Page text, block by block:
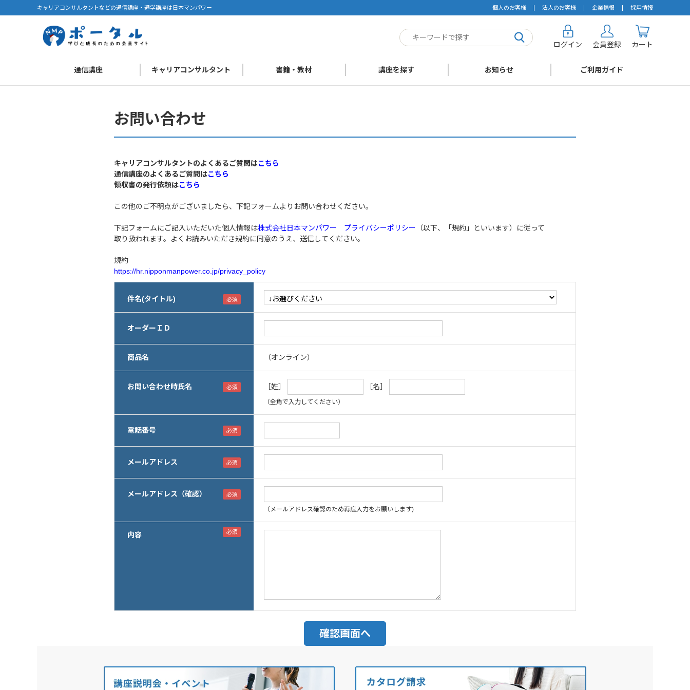
キャリアコンサルタントなどの通信講座・通学講座は日本マンパワー 個人のお客様 法人のお客様 企業情報 採用情報
ログイン 会員登録 カート
通信講座 キャリアコンサルタント 書籍・教材 講座を探す お知らせ ご利用ガイド
お問い合わせ
キャリアコンサルタントのよくあるご質問はこちら
通信講座のよくあるご質問はこちら
領収書の発行依頼はこちら
この他のご不明点がございましたら、下記フォームよりお問い合わせください。
下記フォームにご記入いただいた個人情報は株式会社日本マンパワー プライバシーポリシー （以下、「規約」といいます）に従って
取り扱われます。よくお読みいただき規約に同意のうえ、送信してください。
規約
https://hr.nipponmanpower.co.jp/privacy_policy
件名(タイトル)
オーダーＩＤ
商品名 （オンライン）
お問い合わせ時氏名 ［姓］ ［名］
（全角で入力してください）
電話番号
メールアドレス
メールアドレス（確認）
（メールアドレス確認のため再度入力をお願いします)
内容